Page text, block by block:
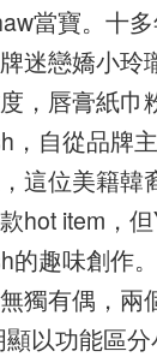
當寶。十
迷戀嬌小玲
，唇膏紙
，自從品牌
這位美籍韓
hot item，
的趣味創作
獨有偶，兩
顯以功能區